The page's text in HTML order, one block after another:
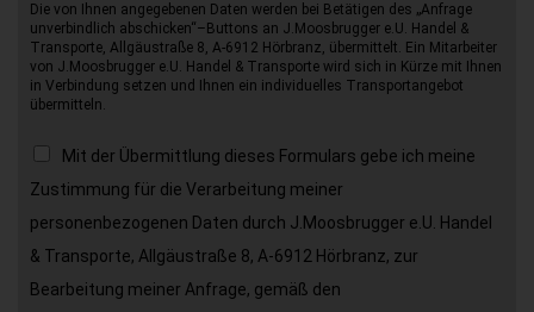
Die von Ihnen angegebenen Daten werden bei Betätigen des „Anfrage
unverbindlich abschicken“–Buttons an J.Moosbrugger e.U. Handel &
Transporte, Allgäustraße 8, A-6912 Hörbranz, übermittelt. Ein Mitarbeiter
von J.Moosbrugger e.U. Handel & Transporte wird sich in Kürze mit Ihnen
in Verbindung setzen und Ihnen ein individuelles Transportangebot
übermitteln.
Mit der Übermittlung dieses Formulars gebe ich meine
Zustimmung für die Verarbeitung meiner
personenbezogenen Daten durch J.Moosbrugger e.U. Handel
& Transporte, Allgäustraße 8, A-6912 Hörbranz, zur
Bearbeitung meiner Anfrage, gemäß den